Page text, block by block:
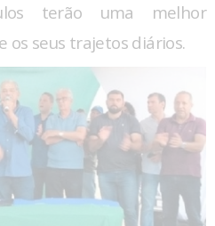
terão uma melhor
seus trajetos diários.